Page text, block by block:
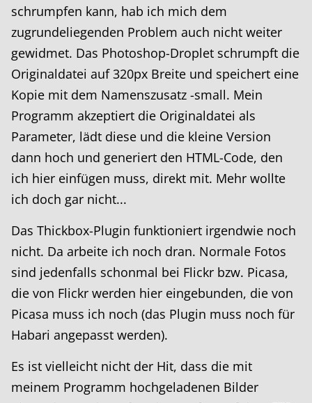
schrumpfen kann, hab ich mich dem
zugrundeliegenden Problem auch nicht weiter
gewidmet. Das Photoshop-Droplet schrumpft die
Originaldatei auf 320px Breite und speichert eine
Kopie mit dem Namenszusatz -small. Mein
Programm akzeptiert die Originaldatei als
Parameter, lädt diese und die kleine Version
dann hoch und generiert den HTML-Code, den
ich hier einfügen muss, direkt mit. Mehr wollte
ich doch gar nicht...
Das Thickbox-Plugin funktioniert irgendwie noch
nicht. Da arbeite ich noch dran. Normale Fotos
sind jedenfalls schonmal bei Flickr bzw. Picasa,
die von Flickr werden hier eingebunden, die von
Picasa muss ich noch (das Plugin muss noch für
Habari angepasst werden).
Es ist vielleicht nicht der Hit, dass die mit
meinem Programm hochgeladenen Bilder